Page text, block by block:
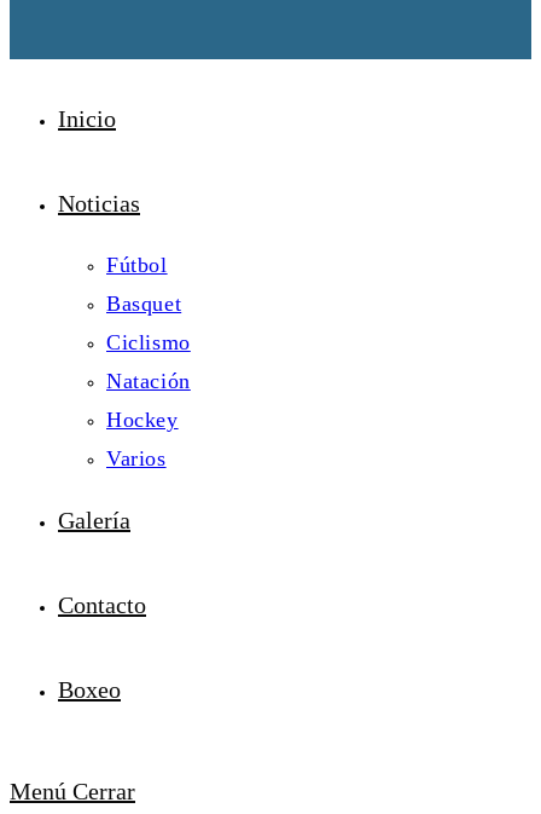
Inicio
Noticias
Fútbol
Basquet
Ciclismo
Natación
Hockey
Varios
Galería
Contacto
Boxeo
Menú Cerrar